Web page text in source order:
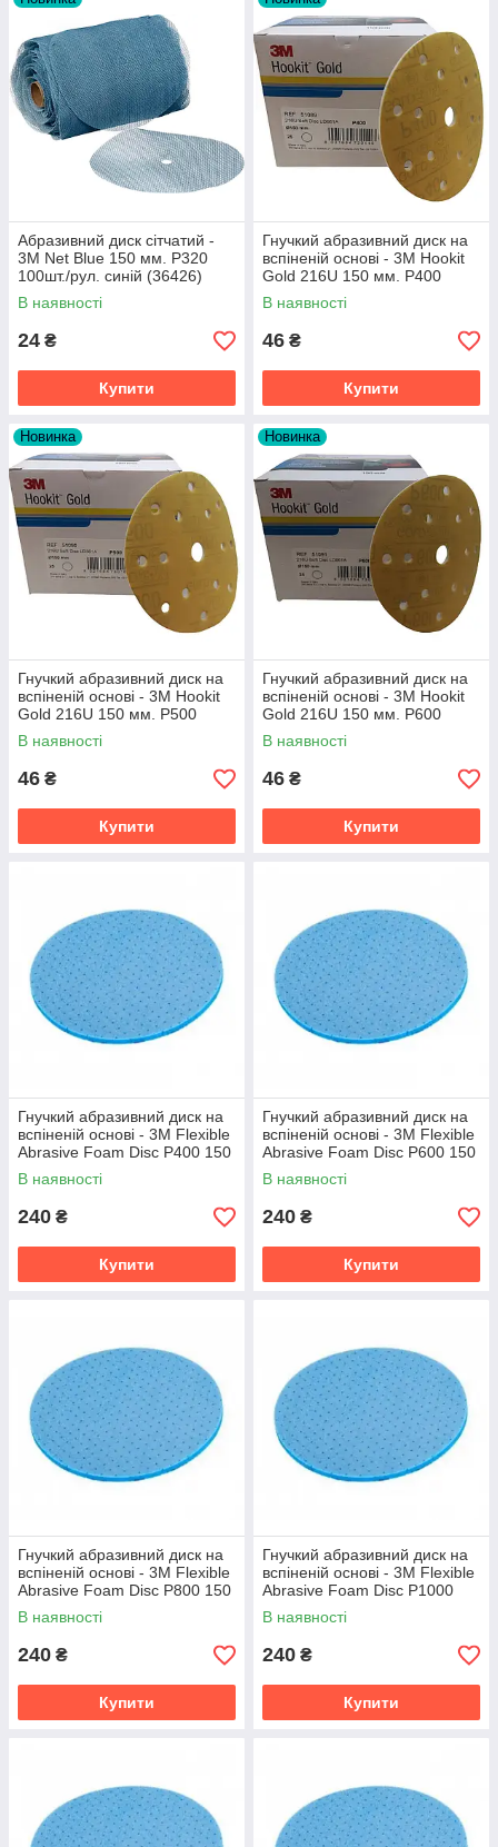
Абразивний диск сітчатий -
3M Net Blue 150 мм. Р320
100шт./рул. синій (36426)
В наявності
24 ₴
Купити
Гнучкий абразивний диск на
вспіненій основі - 3M Hookit
Gold 216U 150 мм. Р400
жовтий (51089)
В наявності
46 ₴
Купити
Новинка
Гнучкий абразивний диск на
вспіненій основі - 3M Hookit
Gold 216U 150 мм. Р500
жовтий (51090)
В наявності
46 ₴
Купити
Новинка
Гнучкий абразивний диск на
вспіненій основі - 3M Hookit
Gold 216U 150 мм. Р600
жовтий (51091)
В наявності
46 ₴
Купити
Гнучкий абразивний диск на
вспіненій основі - 3M Flexible
Abrasive Foam Disc Р400 150
мм. (33538)
В наявності
240 ₴
Купити
Гнучкий абразивний диск на
вспіненій основі - 3M Flexible
Abrasive Foam Disc Р600 150
мм. (33539)
В наявності
240 ₴
Купити
Гнучкий абразивний диск на
вспіненій основі - 3М Flexible
Abrasive Foam Disc Р800 150
мм. (33540)
В наявності
240 ₴
Купити
Гнучкий абразивний диск на
вспіненій основі - 3М Flexible
Abrasive Foam Disc Р1000
150 мм. (33541)
В наявності
240 ₴
Купити